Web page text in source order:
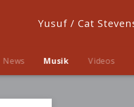
Yusuf / Cat
News Musik Videos